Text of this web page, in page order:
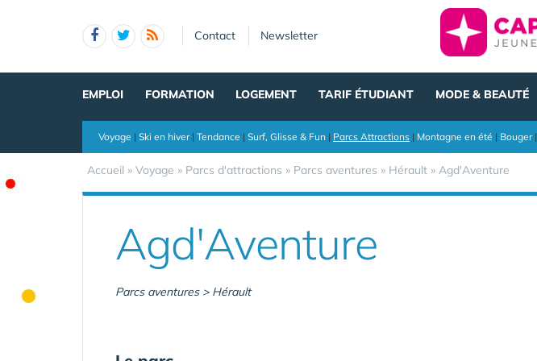
Contact Newsletter
EMPLOI FORMATION LOGEMENT TARIF ÉTUDIANT MODE & BEAUTÉ
Voyage | Ski en hiver| Tendance | Surf, Glisse & Fun | Parcs Attractions | Montagne en été | Bouger|
Accueil » Voyage » Parcs d'attractions » Parcs aventures » Hérault » Agd'Aventure
Agd'Aventure
Parcs aventures > Hérault